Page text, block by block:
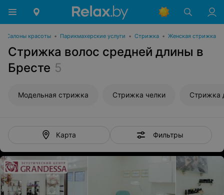
Салоны красоты • Парикмахерские услуги • Стрижка • Женская стрижка
Стрижка волос средней длины в
Бресте 5
Модельная стрижка Стрижка челки Стрижка
Карта Фильтры